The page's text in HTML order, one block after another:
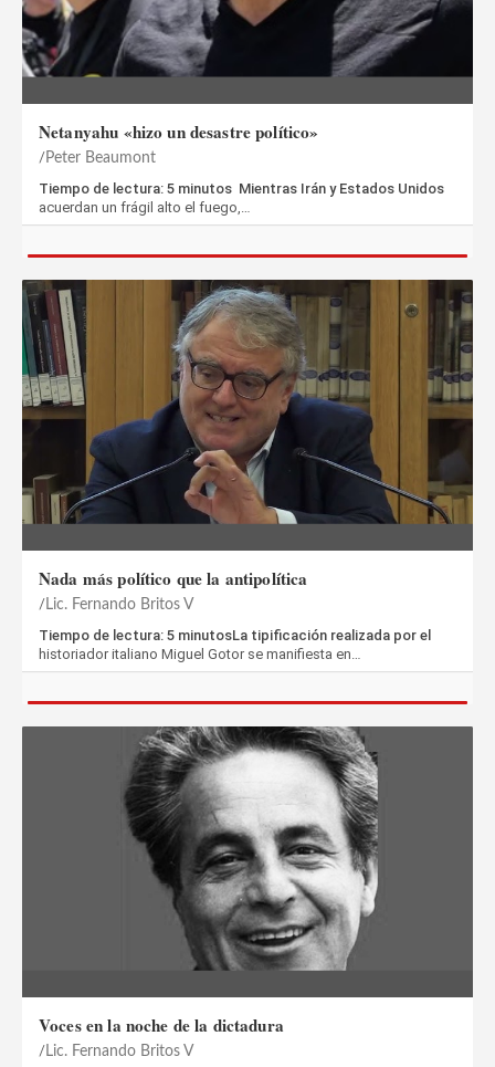
Netanyahu «hizo un desastre político»
Peter Beaumont
Tiempo de lectura: 5 minutos Mientras Irán y Estados Unidos
acuerdan un frágil alto el fuego,…
Nada más político que la antipolítica
Lic. Fernando Britos V
Tiempo de lectura: 5 minutosLa tipificación realizada por el
historiador italiano Miguel Gotor se manifiesta en…
Voces en la noche de la dictadura
Lic. Fernando Britos V